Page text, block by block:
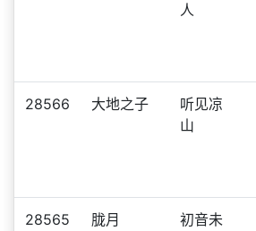
人
28566 大地之子
听见凉
山
28565 胧月
初音未